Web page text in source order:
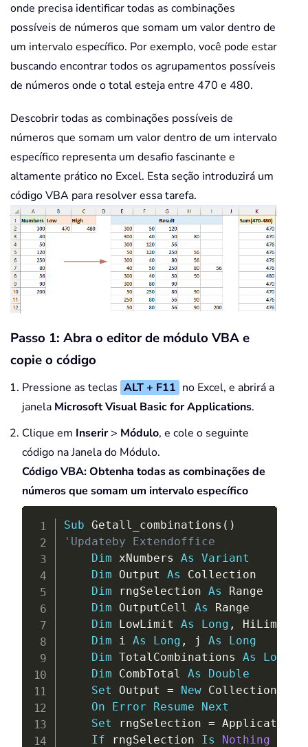
onde precisa identificar todas as combinações
possíveis de números que somam um valor dentro de
um intervalo específico. Por exemplo, você pode estar
buscando encontrar todos os agrupamentos possíveis
de números onde o total esteja entre 470 e 480.
Descobrir todas as combinações possíveis de
números que somam um valor dentro de um intervalo
específico representa um desafio fascinante e
altamente prático no Excel. Esta seção introduzirá um
código VBA para resolver essa tarefa.
Passo 1: Abra o editor de módulo VBA e
copie o código
Pressione as teclas ALT + F11 no Excel, e abrirá a
janela Microsoft Visual Basic for Applications.
Clique em Inserir> Módulo, e cole o seguinte
código na Janela do Módulo.
Código VBA: Obtenha todas as combinações de
números que somam um intervalo específico
Sub Getall_combinations ( )
'Updateby Extendoffice
Dim xNumbers As
Variant
Dim Output As Collection
Dim rngSelection As Range
Dim OutputCell As Range
Dim LowLimit As Long , HiLimit
Dim i As Long , j As
Long
Dim TotalCombinations As
Long
Dim CombTotal As
Double
Set Output = New Collection
On
Error Resume
Next
Set rngSelection = Application
If rngSelection Is Nothing
Copy